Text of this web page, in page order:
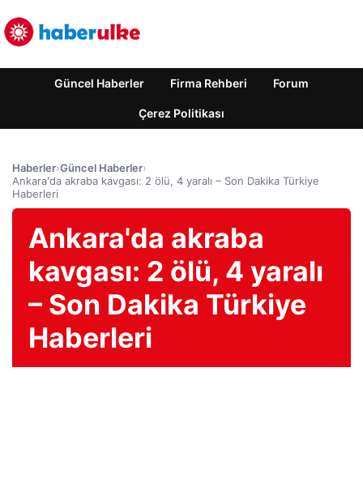
Güncel Haberler Firma Rehberi Forum
Çerez Politikası
Haberler›Güncel Haberler›
Ankara'da akraba kavgası: 2 ölü, 4 yaralı – Son Dakika Türkiye
Haberleri
Ankara'da akraba
kavgası: 2 ölü, 4 yaralı
– Son Dakika Türkiye
Haberleri